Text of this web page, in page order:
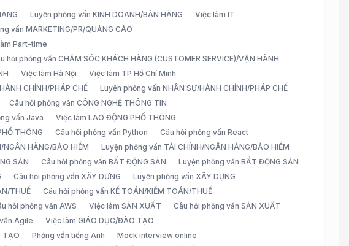
Luyện phỏng vấn KINH DOANH/BÁN HÀNG
Việc làm IT
vấn MARKETING/PR/QUẢNG CÁO
Part-time
hỏi phỏng vấn CHĂM SÓC KHÁCH HÀNG (CUSTOMER SERVICE)/VẬN HÀNH
Việc làm Hà Nội
Việc làm TP Hồ Chí Minh
CHÍNH/PHÁP CHẾ
Luyện phỏng vấn NHÂN SỰ/HÀNH CHÍNH/PHÁP CHẾ
Câu hỏi phỏng vấn CÔNG NGHỆ THÔNG TIN
vấn Java
Việc làm LAO ĐỘNG PHỔ THÔNG
THÔNG Câu hỏi phỏng vấn Python
Câu hỏi phỏng vấn React
HÀNG/BẢO HIỂM
Luyện phỏng vấn TÀI CHÍNH/NGÂN HÀNG/BẢO HIỂM
SẢN Câu hỏi phỏng vấn BẤT ĐỘNG SẢN
Luyện phỏng vấn BẤT ĐỘNG SẢN
Câu hỏi phỏng vấn XÂY DỰNG
Luyện phỏng vấn XÂY DỰNG
THUẾ
Câu hỏi phỏng vấn KẾ TOÁN/KIỂM TOÁN/THUẾ
hỏi phỏng vấn AWS Việc làm SẢN XUẤT
Câu hỏi phỏng vấn SẢN XUẤT
Agile
Việc làm GIÁO DỤC/ĐÀO TẠO
TẠO Phỏng vấn tiếng Anh
Mock interview online